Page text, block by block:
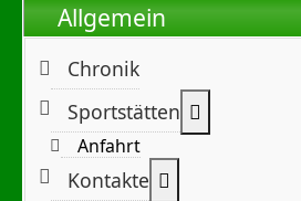
Allgemein
Chronik
Sportstätten
Anfahrt
Kontakte